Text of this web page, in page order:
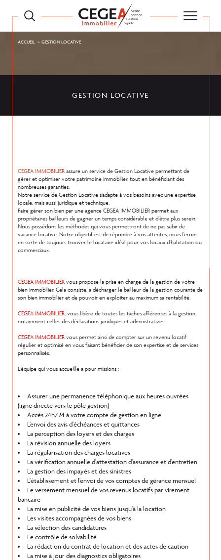
ACCUEIL GESTION LOCATIVE
GESTION LOCATIVE
CEGEA IMMOBILIER assure un service de Gestion Locative permettant de
gérer et optimiser votre patrimoine immobilier, tout en bénéficiant des
nombreuses garanties.
Notre service de Gestion Locative s’adapte à vos besoins avec une expertise
locale, mais aussi juridique et technique.
Faire gérer son bien par une agence CEGEA IMMOBILIER permet aux
propriétaires bailleurs de gagner un temps considérable et d’être plus serein.
Nous possédons les méthodes qui vous permettront de ne pas subir de
vacance locative. Notre objectif est de répondre à vos attentes, nous ferons
en sorte de toujours trouver le locataire idéal pour vos locaux d'habitation ou
commerciaux.
CEGEA IMMOBILIER vous propose la prise en charge de la gestion de votre
bien immobilier. Cela consiste, à décharger le bailleur de la gestion courante de
son bien immobilier et de pouvoir en exploiter au maximum sa rentabilité.
CEGEA IMMOBILIER, vous libère de toutes les tâches afférentes à la gestion,
notamment celles des déclarations juridiques et administratives.
CEGEA IMMOBILIER vous permet ainsi de compter sur un revenu locatif
régulier et optimisé en vous faisant bénéficier de son expertise et de services
personnalisés.
L'équipe qui vous accueille a pour missions :
Assurer une permanence téléphonique aux heures ouvrées
(ligne directe vers le pôle gestion)
Accès 24h/24 à votre compte de gestion en ligne
L'envoi des avis d'échéances et quittances
La perception des loyers et des charges
La révision annuelle des loyers
La régularisation des charges locatives
La vérification annuelle d'attestation d'assurance et d'entretien
La gestion des impayés et des sinistres
L'établissement et l'envoi de vos comptes de gérance mensuel
Le versement mensuel de vos revenus locatifs par virement
bancaire
La mise en publicité de vos biens jusqu'à la location
Les visites accompagnées de vos biens
La sélection des candidatures
Le contrôle de solvabilité
La rédaction du contrat de location et des actes de caution
La mise à jour des diagnostics obligatoires